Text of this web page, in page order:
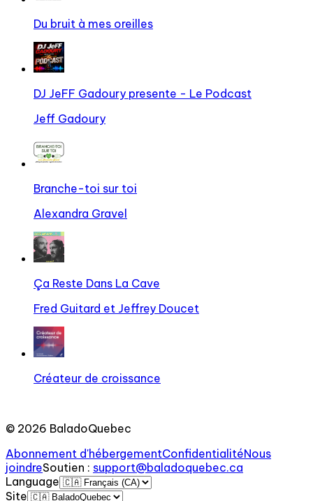
Du bruit à mes oreilles
DJ JeFF Gadoury presente - Le Podcast
Jeff Gadoury
Branche-toi sur toi
Alexandra Gravel
Ça Reste Dans La Cave
Fred Guitard et Jeffrey Doucet
Créateur de croissance
© 2026 BaladoQuebec
Abonnement d'hébergementConfidentialitéNous
joindreSoutien : support@baladoquebec.ca
Language
Site